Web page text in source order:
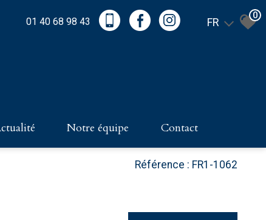
01 40 68 98 43 FR
0
actualité notre équipe contact
Référence : FR1-1062